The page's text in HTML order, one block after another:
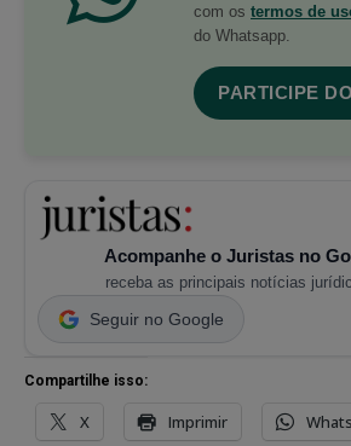
com os termos de
do Whatsapp.
PARTICIPE
Acompanhe o Juristas no
receba as principais notícias
Seguir no Google
Compartilhe isso:
X Imprimir